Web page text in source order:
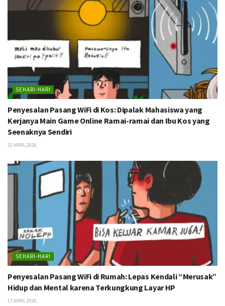
SEHARI-HARI
Penyesalan Pasang WiFi di Kos: Dipalak Mahasiswa yang
Kerjanya Main Game Online Ramai-ramai dan Ibu Kos yang
Seenaknya Sendiri
22 APRIL 2026
SEHARI-HARI
Penyesalan Pasang WiFi di Rumah: Lepas Kendali “Merusak”
Hidup dan Mental karena Terkungkung Layar HP
17 APRIL 2026